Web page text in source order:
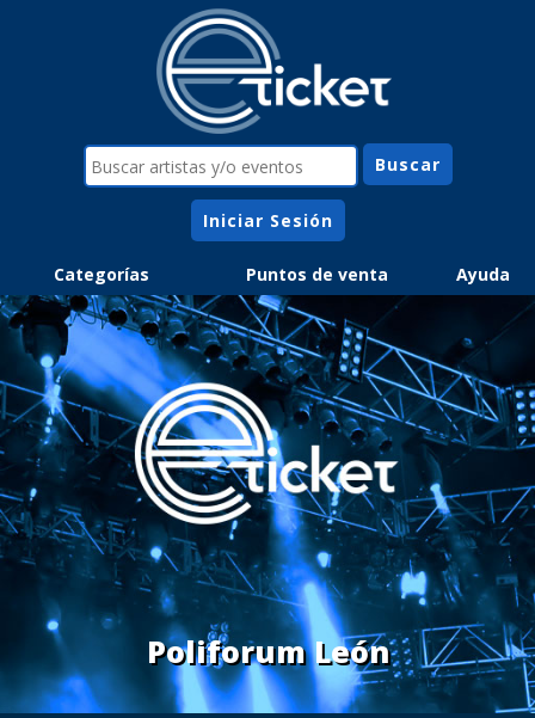
Iniciar Sesión
Categorías Puntos de venta Ayuda
Poliforum León